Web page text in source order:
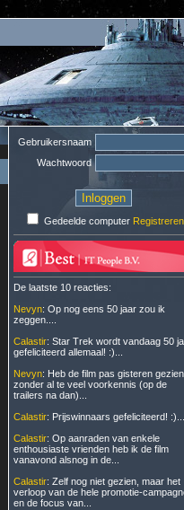
Gebruikersnaam
Wachtwoord
Gedeelde computer Registreren
De laatste 10 reacties:
Nevyn: Op nog eens 50 jaar zou ik
zeggen....
Calastir: Star Trek wordt vandaag 50
gefeliciteerd allemaal! :)...
Nevyn: Heb de film pas gisteren gezien
zonder al te veel voorkennis (op de
trailers na dan)...
Calastir: Prijswinnaars gefeliciteerd! :)...
Calastir: Op aanraden van enkele
enthousiaste vrienden heb ik de film
vanavond alsnog in de...
Calastir: Zelf nog niet gezien, maar het
verloop van de hele promotie-
en de focus van...